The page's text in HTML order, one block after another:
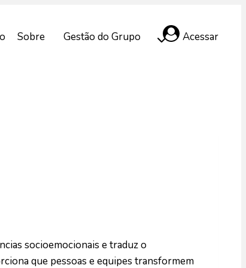
Sobre Gestão do Grupo Acessar
socioemocionais e traduz o
que pessoas e equipes transformem